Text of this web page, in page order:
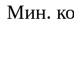
Мин.